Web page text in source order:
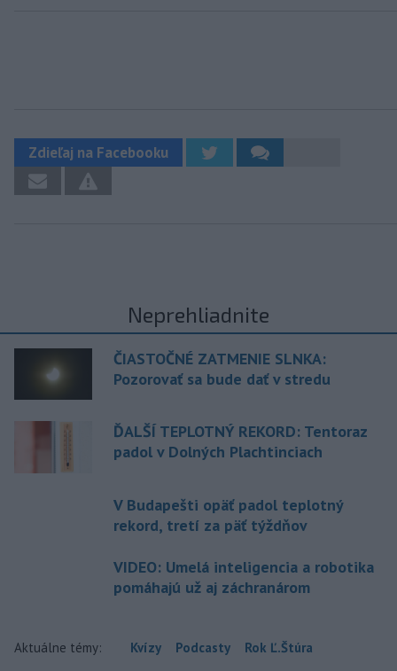
Zdieľaj na Facebooku
Neprehliadnite
ČIASTOČNÉ ZATMENIE SLNKA:
Pozorovať sa bude dať v stredu
ĎALŠÍ TEPLOTNÝ REKORD: Tentoraz
padol v Dolných Plachtinciach
V Budapešti opäť padol teplotný
rekord, tretí za päť týždňov
VIDEO: Umelá inteligencia a robotika
pomáhajú už aj záchranárom
Aktuálne témy: Kvízy Podcasty Rok Ľ.Štúra